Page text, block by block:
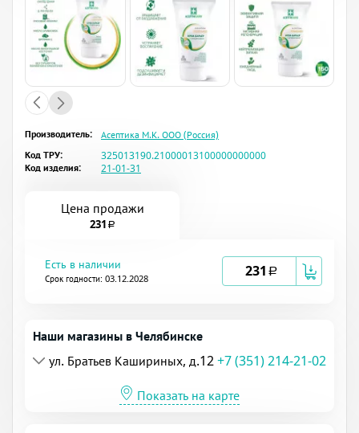
Производитель:
Асептика М.К. ООО (Россия)
Код ТРУ:
325013190.21000013100000000000
Код изделия:
21-01-31
Цена продажи
231 a
Есть в наличии
Срок годности: 03.12.2028 231 a
Наши магазины в Челябинске
ул. Братьев Кашириных, д.12+7 (351) 214-21-02
Показать на карте